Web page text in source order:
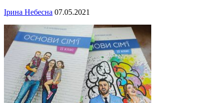
Ірина Небесна 07.05.2021